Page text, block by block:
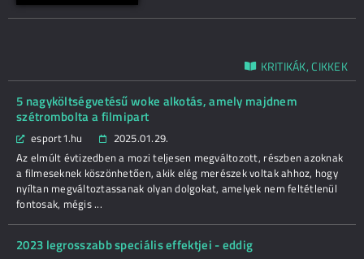
KRITIKÁK, CIKKEK
5 nagyköltségvetésű woke alkotás, amely majdnem
szétrombolta a filmipart
esport1.hu
2025.01.29.
Az elmúlt évtizedben a mozi teljesen megváltozott, részben azoknak
a filmeseknek köszönhetően, akik elég merészek voltak ahhoz, hogy
nyíltan megváltoztassanak olyan dolgokat, amelyek nem feltétlenül
fontosak, mégis ...
2023 legrosszabb speciális effektjei - eddig